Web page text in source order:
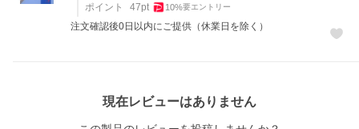
ポイント
47pt 10%要エントリー
注文確認後0日以内にご提供（休業日を除く）
現在レビューはありません